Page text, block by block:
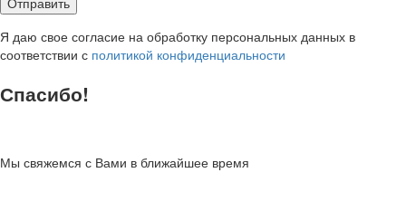
Я даю свое согласие на обработку персональных данных в
соответствии с политикой конфиденциальности
Спасибо!
Мы свяжемся с Вами в ближайшее время